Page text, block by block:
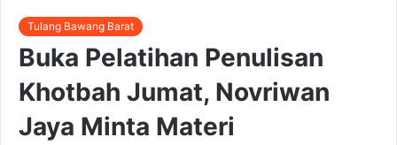
Tulang Bawang Barat
Buka Pelatihan Penulisan
Khotbah Jumat, Novriwan
Jaya Minta Materi